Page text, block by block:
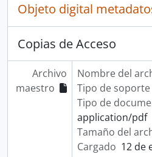
Objeto digital
Copias de Acceso
Archivo
maestro
Nombre del
Tipo de soporte
Tipo de
application/pdf
Tamaño del
Cargado 12 de